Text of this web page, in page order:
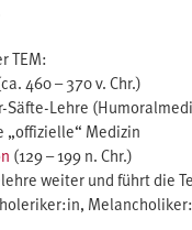
TEM:
460 – 370 v. Chr.)
Lehre
„offizielle“ Medizin
(129 – 199 n. Chr.)
weiter und führt die